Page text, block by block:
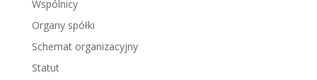
Wspólnicy
Organy spółki
Schemat organizacyjny
Statut